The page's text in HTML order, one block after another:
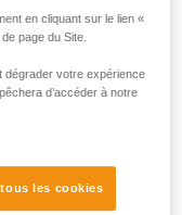
!
en cliquant sur le lien «
page du Site.
dégrader votre expérience
d’accéder à notre
les cookies